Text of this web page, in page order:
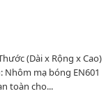
(Dài x Rộng x Cao)
Nhôm mạ bóng EN601
toàn cho...